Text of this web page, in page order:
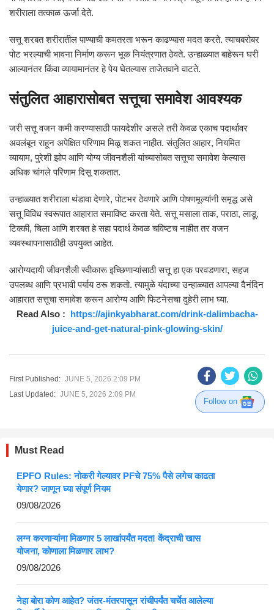
शरीराला तत्काळ ऊर्जा देते.
सत्तू शरबत शरीरातील पाण्याची कमतरता भरून काढण्यास मदत करते. त्याचबरोबर
पोट भरल्याची भावना निर्माण करून भूक नियंत्रणात ठेवते. उन्हाळ्यात बाहेरून घरी
आल्यानंतर किंवा व्यायामानंतर हे पेय घेतल्यास ताजेतवाने वाटते.
संतुलित आहारासोबत सत्तूचा समावेश आवश्यक
जरी सत्तू वजन कमी करण्यासाठी फायदेशीर असले तरी केवळ एकाच पदार्थावर
अवलंबून राहून अपेक्षित परिणाम मिळू शकत नाहीत. संतुलित आहार, नियमित
व्यायाम, पुरेशी झोप आणि योग्य जीवनशैली यांच्यासोबत सत्तूचा समावेश केल्यास
अधिक चांगले परिणाम दिसू शकतात.
उन्हाळ्यात शरीराला थंडावा देणारे, पोटभर ठेवणारे आणि पोषणमूल्यांनी समृद्ध असे
सत्तू विविध स्वरूपात आहारात समाविष्ट करता येते. सत्तू मसाला ताक, पराठा, लाडू,
टिक्की, चिला आणि शरबत हे सहा पदार्थ केवळ चविष्टच नाहीत तर वजन
व्यवस्थापनासाठीही उपयुक्त आहेत.
आरोग्यदायी जीवनशैली स्वीकारू इच्छिणाऱ्यांसाठी सत्तू हा एक परवडणारा, सहज
उपलब्ध आणि प्रभावी पर्याय ठरू शकतो. त्यामुळे यंदाच्या उन्हाळ्यात आपल्या दैनंदिन
आहारात सत्तूचा समावेश करून आरोग्य आणि फिटनेसचा दुहेरी लाभ घ्या.
Read Also : https://ajinkyabharat.com/drink-dalimbacha-
juice-and-get-natural-pink-glowing-skin/
First Published: JUNE 5, 2026 2:09 PM
Last Updated: JUNE 5, 2026 2:09 PM
Follow on
Must Read
EPFO Rules: नोकरी गेल्यावर PFचे 75% पैसे लगेच काढता
येणार? जाणून घ्या संपूर्ण नियम
09/08/2026
लग्न करणाऱ्यांना मिळणार 5 लाखांपर्यंत मदत! केंद्राची खास
योजना, कोणाला मिळणार लाभ?
09/08/2026
नेहा बोरा कोण आहेत? जंतर-मंतरपासून रांचीपर्यंत चर्चेत आलेल्या